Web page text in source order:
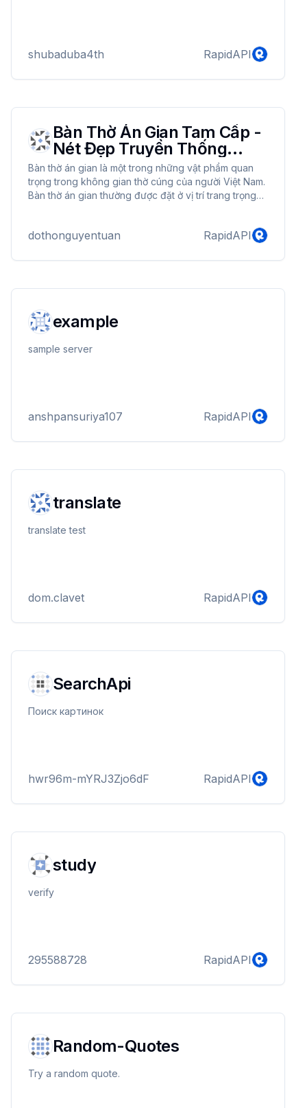
shubaduba4th RapidAPI
Bàn Thờ Án Gian Tam Cấp -
Nét Đẹp Truyền Thống
Trong Văn Hóa
Bàn thờ án gian là một trong những vật phẩm quan
trọng trong không gian thờ cúng của người Việt Nam.
Bàn thờ án gian thường được đặt ở vị trí trang trọng
những loại bàn thờ án gian phổ biến nhất, được nhiều
sắc. https://dothonguyentuan.com/ban-tho-an-gian-
dothonguyentuan RapidAPI
example
sample server
anshpansuriya107 RapidAPI
translate
translate test
dom.clavet RapidAPI
SearchApi
Поиск картинок
hwr96m-mYRJ3Zjo6dF RapidAPI
study
verify
295588728 RapidAPI
Random-Quotes
Try a random quote.